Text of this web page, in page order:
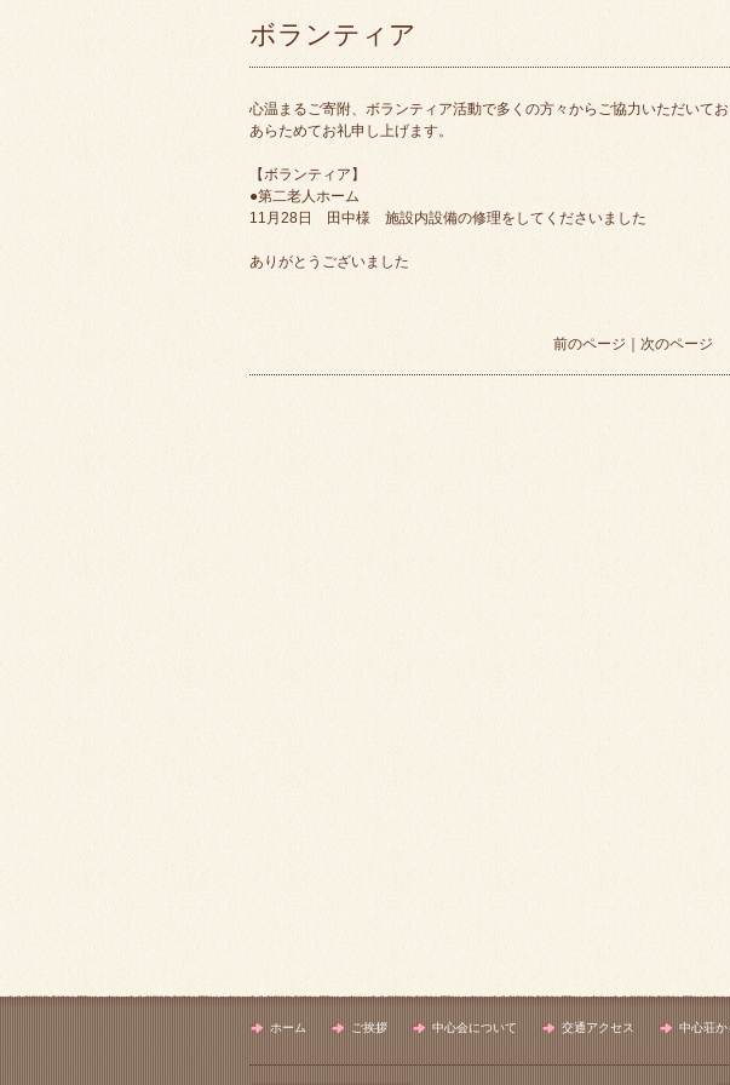
ボランティア
心温まるご寄附、ボランティア活動で多くの方々からご協力いただいてお
あらためてお礼申し上げます。
【ボランティア】
●第二老人ホーム
11月28日 田中様 施設内設備の修理をしてくださいました
ありがとうございました
前のページ 次のページ
ホーム ご挨拶 中心会について 交通アクセス 中心荘